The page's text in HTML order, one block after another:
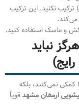
ترکیب نکنید. این ترکیب
می‌کند.
و ماسک استفاده کنید.
نباید
کمکی نمی‌کنند، بلکه
ارمغان مشهدقویاً